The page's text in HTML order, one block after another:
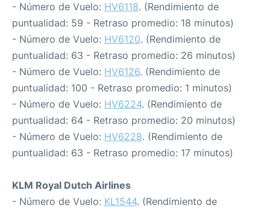
- Número de Vuelo: HV6118. (Rendimiento de
puntualidad: 59 - Retraso promedio: 18 minutos)
- Número de Vuelo: HV6120. (Rendimiento de
puntualidad: 63 - Retraso promedio: 26 minutos)
- Número de Vuelo: HV6126. (Rendimiento de
puntualidad: 100 - Retraso promedio: 1 minutos)
- Número de Vuelo: HV6224. (Rendimiento de
puntualidad: 64 - Retraso promedio: 20 minutos)
- Número de Vuelo: HV6228. (Rendimiento de
puntualidad: 63 - Retraso promedio: 17 minutos)
KLM Royal Dutch Airlines
- Número de Vuelo: KL1544. (Rendimiento de